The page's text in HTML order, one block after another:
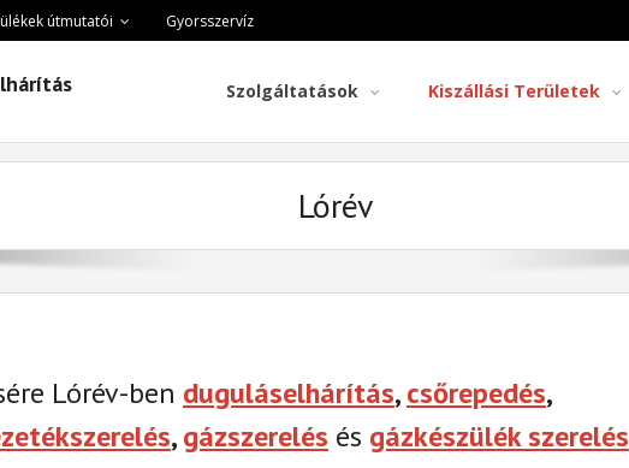
útmutatói Gyorsszervíz
Szolgáltatások Kiszállási Területek
Lórév
Lórév-ben duguláselhárítás,csőrepedés,
,gázszerelés és gázkészülék szerelés